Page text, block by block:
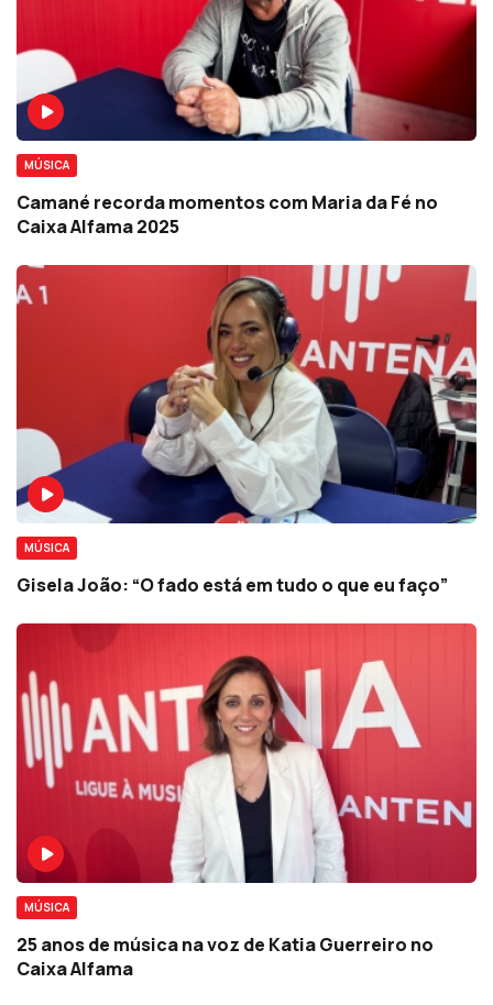
MÚSICA
Camané recorda momentos com Maria da Fé no
Caixa Alfama 2025
MÚSICA
Gisela João: “O fado está em tudo o que eu faço”
MÚSICA
25 anos de música na voz de Katia Guerreiro no
Caixa Alfama